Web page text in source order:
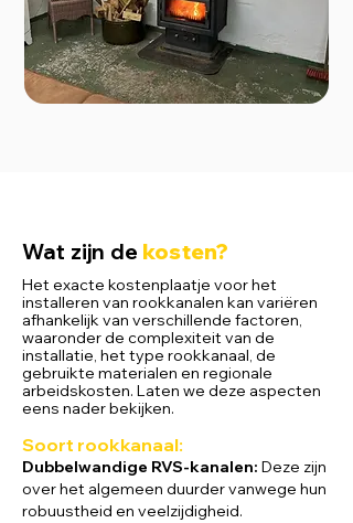
Wat zijn de kosten?
Het exacte kostenplaatje voor het
installeren van rookkanalen kan variëren
afhankelijk van verschillende factoren,
waaronder de complexiteit van de
installatie, het type rookkanaal, de
gebruikte materialen en regionale
arbeidskosten. Laten we deze aspecten
eens nader bekijken.
Soort rookkanaal:
Dubbelwandige RVS-kanalen: Deze zijn
over het algemeen duurder vanwege hun
robuustheid en veelzijdigheid.